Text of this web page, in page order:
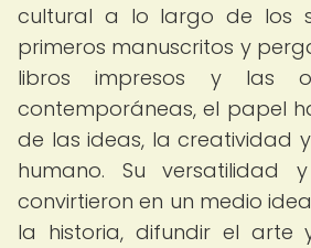
cultural a lo largo de los
primeros manuscritos y
libros impresos y las
contemporáneas, el papel
de las ideas, la creatividad
humano. Su versatilidad
convirtieron en un medio
la historia, difundir el arte